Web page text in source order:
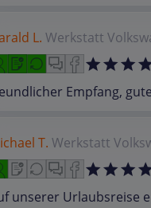
L. Werkstatt
Empfang,
T. Werkstatt
unserer Urlaubsreise